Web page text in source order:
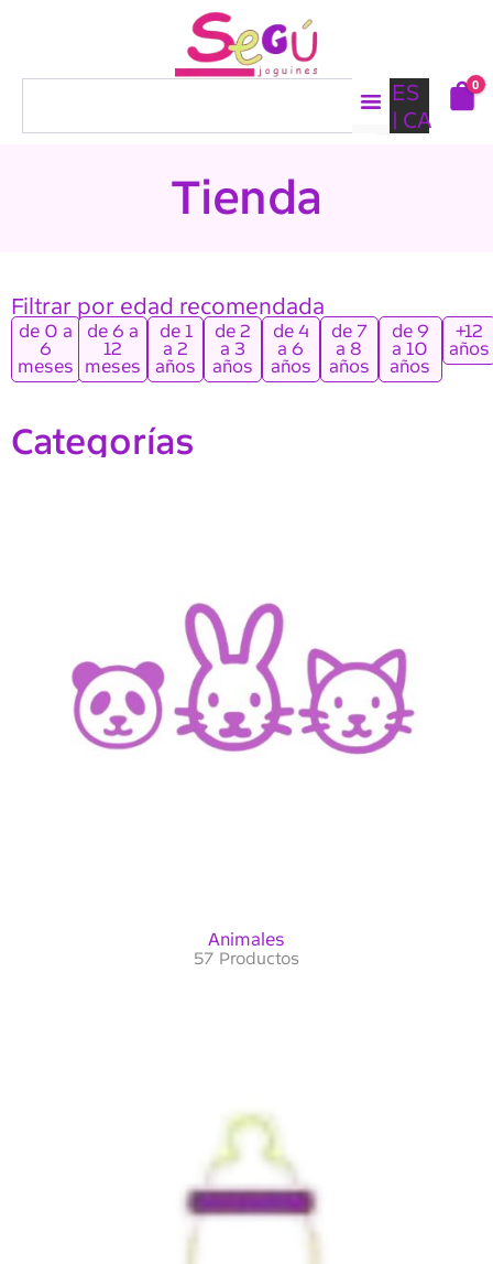
ES
CA
0
Tienda
Filtrar por edad recomendada
de 0 a
6
meses
de 6 a
12
meses
de 1
a 2
años
de 2
a 3
años
de 4
a 6
años
de 7
a 8
años
de 9
a 10
años
+12
años
Categorías
Animales
57 Productos